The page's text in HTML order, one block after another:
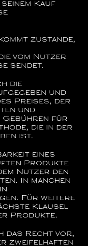
Kauf
zustande,
vom Nutzer
sendet.
die
und
Preises, der
und
für
die in der
ist.
eines
Produkte
Nutzer den
In manchen
Für weitere
Klausel
Produkte.
das Recht vor,
zweifelhaften